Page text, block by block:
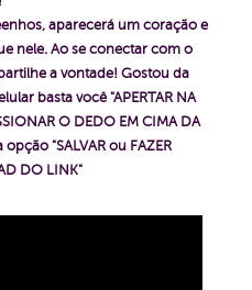
aparecerá um coração e
nele. Ao se conectar com o
a vontade! Gostou da
basta você "APERTAR NA
O DEDO EM CIMA DA
opção "SALVAR ou FAZER
DO LINK"